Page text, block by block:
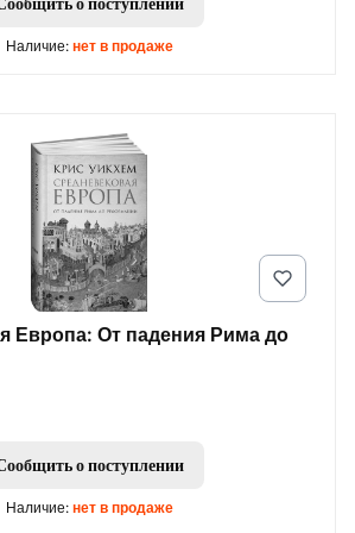
Наличие: нет в продаже
Европа: От падения Рима до
о поступлении
Наличие: нет в продаже